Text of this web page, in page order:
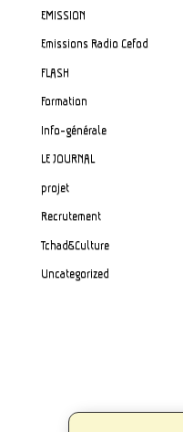
EMISSION
Emissions Radio Cefod
FLASH
Formation
Info-générale
LE JOURNAL
projet
Recrutement
Tchad&Culture
Uncategorized